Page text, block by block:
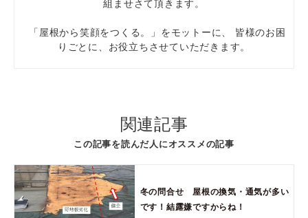
組ませさて頂きます。
「屋根から笑顔をつくる。」をモットーに、 皆様のお困
りごとに、お役立ちさせていただきます。
関連記事
この記事を読んだ人にオススメの記事
冬の問合せ 屋根の換気・通気が多い
です！結露嫌ですからね！